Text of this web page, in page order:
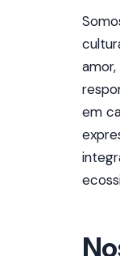
em